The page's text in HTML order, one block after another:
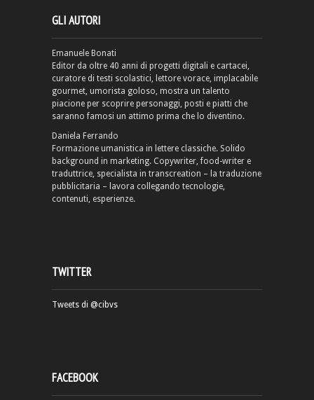
GLI AUTORI
Emanuele Bonati
Editor da oltre 40 anni di progetti digitali e cartacei,
curatore di testi scolastici, lettore vorace, implacabile
gourmet, umorista goloso, mostra un talento
piacione per scoprire personaggi, posti e piatti che
saranno famosi un attimo prima che lo diventino.
Daniela Ferrando
Formazione umanistica in lettere classiche. Solido
background in marketing. Copywriter, food-writer e
traduttrice, specialista in transcreation – la traduzione
pubblicitaria – lavora collegando tecnologie,
contenuti, esperienze.
TWITTER
Tweets di @cibvs
FACEBOOK